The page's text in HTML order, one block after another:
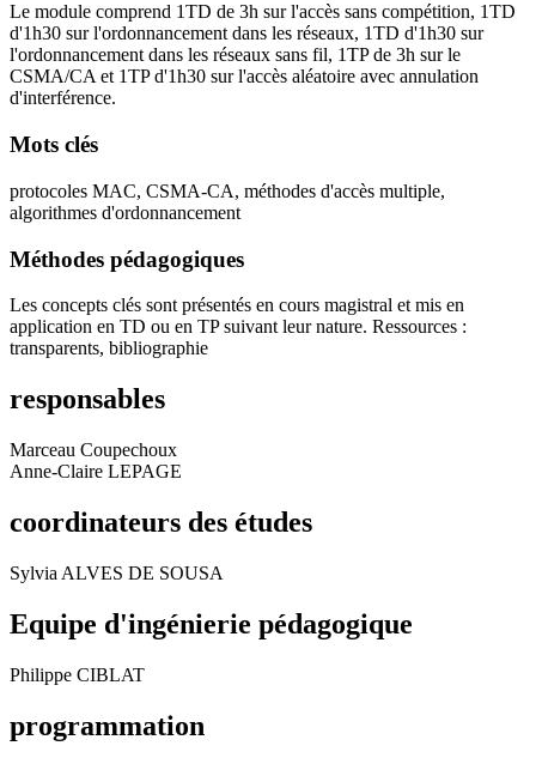
Le module comprend 1TD de 3h sur l'accès sans compétition, 1TD
d'1h30 sur l'ordonnancement dans les réseaux, 1TD d'1h30 sur
l'ordonnancement dans les réseaux sans fil, 1TP de 3h sur le
CSMA/CA et 1TP d'1h30 sur l'accès aléatoire avec annulation
d'interférence.
Mots clés
protocoles MAC, CSMA-CA, méthodes d'accès multiple,
algorithmes d'ordonnancement
Méthodes pédagogiques
Les concepts clés sont présentés en cours magistral et mis en
application en TD ou en TP suivant leur nature. Ressources :
transparents, bibliographie
responsables
Marceau Coupechoux
Anne-Claire LEPAGE
coordinateurs des études
Sylvia ALVES DE SOUSA
Equipe d'ingénierie pédagogique
Philippe CIBLAT
programmation